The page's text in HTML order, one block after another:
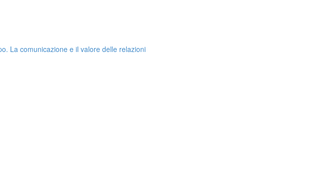
La comunicazione e il valore delle relazioni